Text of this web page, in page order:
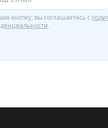
кнопку, вы соглашаетесь с
.